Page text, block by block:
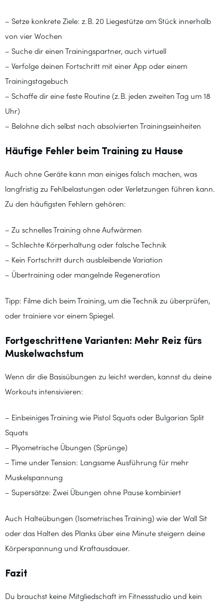
– Setze konkrete Ziele: z. B. 20 Liegestütze am Stück innerhalb
von vier Wochen
– Suche dir einen Trainingspartner, auch virtuell
– Verfolge deinen Fortschritt mit einer App oder einem
Trainingstagebuch
– Schaffe dir eine feste Routine (z. B. jeden zweiten Tag um 18
Uhr)
– Belohne dich selbst nach absolvierten Trainingseinheiten
Häufige Fehler beim Training zu Hause
Auch ohne Geräte kann man einiges falsch machen, was
langfristig zu Fehlbelastungen oder Verletzungen führen kann.
Zu den häufigsten Fehlern gehören:
– Zu schnelles Training ohne Aufwärmen
– Schlechte Körperhaltung oder falsche Technik
– Kein Fortschritt durch ausbleibende Variation
– Übertraining oder mangelnde Regeneration
Tipp: Filme dich beim Training, um die Technik zu überprüfen,
oder trainiere vor einem Spiegel.
Fortgeschrittene Varianten: Mehr Reiz fürs
Muskelwachstum
Wenn dir die Basisübungen zu leicht werden, kannst du deine
Workouts intensivieren:
– Einbeiniges Training wie Pistol Squats oder Bulgarian Split
Squats
– Plyometrische Übungen (Sprünge)
– Time under Tension: Langsame Ausführung für mehr
Muskelspannung
– Supersätze: Zwei Übungen ohne Pause kombiniert
Auch Halteübungen (Isometrisches Training) wie der Wall Sit
oder das Halten des Planks über eine Minute steigern deine
Körperspannung und Kraftausdauer.
Fazit
Du brauchst keine Mitgliedschaft im Fitnessstudio und kein